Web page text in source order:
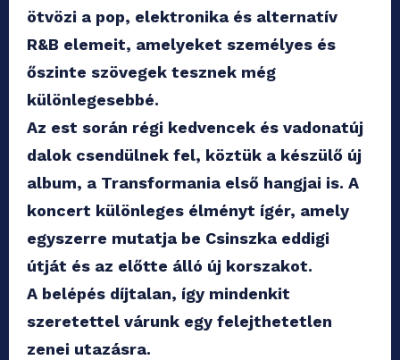
ötvözi a pop, elektronika és alternatív
R&B elemeit, amelyeket személyes és
őszinte szövegek tesznek még
különlegesebbé.
Az est során régi kedvencek és vadonatúj
dalok csendülnek fel, köztük a készülő új
album, a Transformania első hangjai is. A
koncert különleges élményt ígér, amely
egyszerre mutatja be Csinszka eddigi
útját és az előtte álló új korszakot.
A belépés díjtalan, így mindenkit
szeretettel várunk egy felejthetetlen
zenei utazásra.